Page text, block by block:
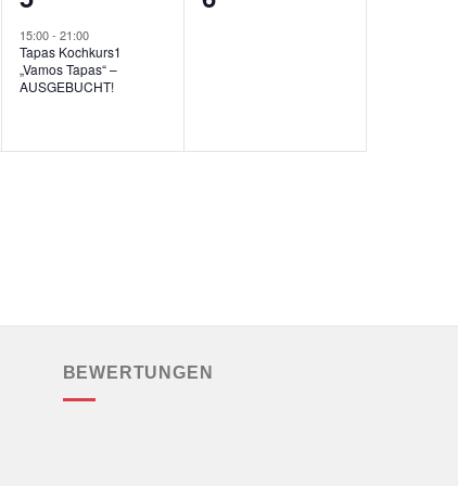
Veranstaltung,
15:00-21:00
Tapas Kochkurs1
„Vamos Tapas“ –
AUSGEBUCHT!
BEWERTUNGEN